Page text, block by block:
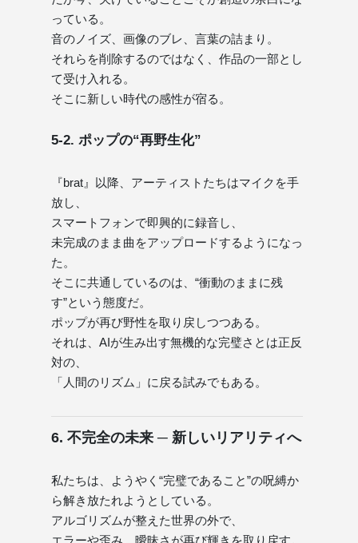
っている。
音のノイズ、画像のブレ、言葉の詰まり。
それらを削除するのではなく、作品の一部とし
て受け入れる。
そこに新しい時代の感性が宿る。
5-2. ポップの“再野生化”
『brat』以降、アーティストたちはマイクを手
放し、
スマートフォンで即興的に録音し、
未完成のまま曲をアップロードするようになっ
た。
そこに共通しているのは、“衝動のままに残
す”という態度だ。
ポップが再び野性を取り戻しつつある。
それは、AIが生み出す無機的な完璧さとは正反
対の、
「人間のリズム」に戻る試みでもある。
6. 不完全の未来 ─ 新しいリアリティへ
私たちは、ようやく“完璧であること”の呪縛か
ら解き放たれようとしている。
アルゴリズムが整えた世界の外で、
エラーや歪み、曖昧さが再び輝きを取り戻す。